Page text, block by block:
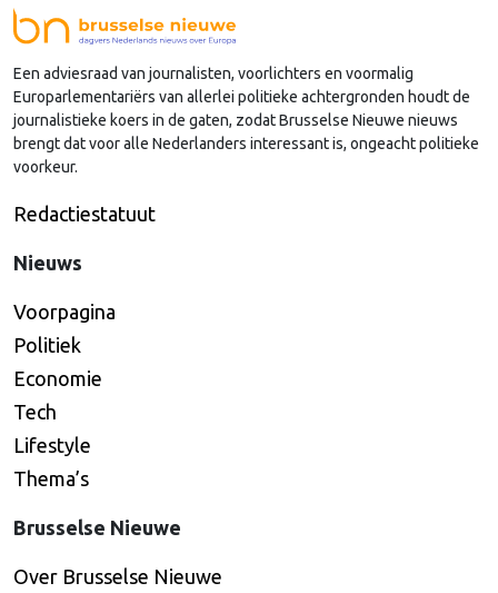
Een adviesraad van journalisten, voorlichters en voormalig
Europarlementariërs van allerlei politieke achtergronden houdt de
journalistieke koers in de gaten, zodat Brusselse Nieuwe nieuws
brengt dat voor alle Nederlanders interessant is, ongeacht politieke
voorkeur.
Redactiestatuut
Nieuws
Voorpagina
Politiek
Economie
Tech
Lifestyle
Thema’s
Brusselse Nieuwe
Over Brusselse Nieuwe